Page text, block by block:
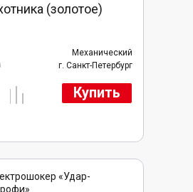
(золотое)
Механический
г. Санкт-Петербург
Купить